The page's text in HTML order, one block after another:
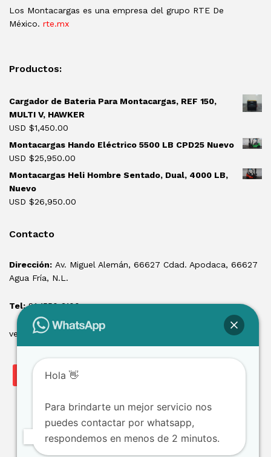
Los Montacargas es una empresa del grupo RTE De
México. rte.mx
Productos:
Cargador de Bateria Para Montacargas, REF 150,
MULTI V, HAWKER
USD $1,450.00
Montacargas Hando Eléctrico 5500 LB CPD25 Nuevo
USD $25,950.00
Montacargas Heli Hombre Sentado, Dual, 4000 LB,
Nuevo
USD $26,950.00
Contacto
Dirección: Av. Miguel Alemán, 66627 Cdad. Apodaca, 66627
Agua Fría, N.L.
Tel:81 1550 3100
ventas@losmontacargas.mx
Hola 👋
Para brindarte un mejor servicio nos
puedes contactar por whatsapp,
respondemos en menos de 2 minutos.